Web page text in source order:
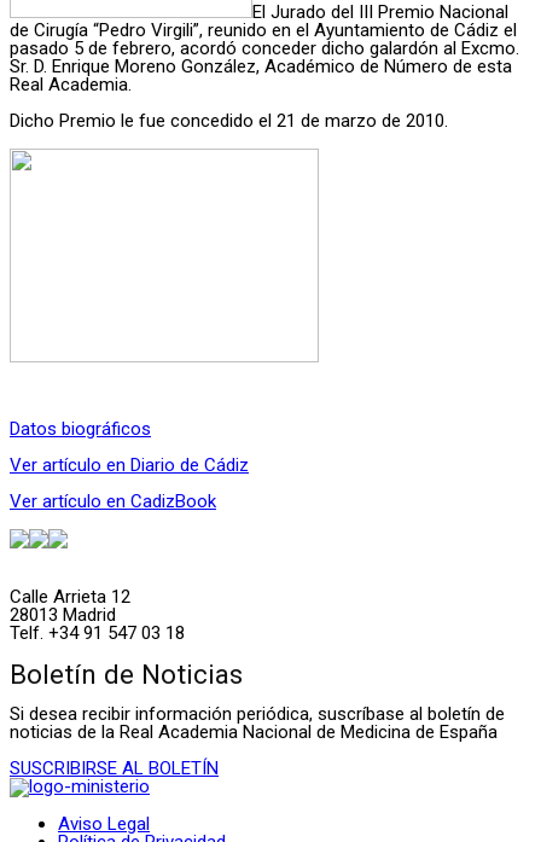
El Jurado del III Premio Nacional
de Cirugía “Pedro Virgili”, reunido en el Ayuntamiento de Cádiz el
pasado 5 de febrero, acordó conceder dicho galardón al Excmo.
Sr. D. Enrique Moreno González, Académico de Número de esta
Real Academia.
Dicho Premio le fue concedido el 21 de marzo de 2010.
Datos biográficos
Ver artículo en Diario de Cádiz
Ver artículo en CadizBook
Calle Arrieta 12
28013 Madrid
Telf. +34 91 547 03 18
Boletín de Noticias
Si desea recibir información periódica, suscríbase al boletín de
noticias de la Real Academia Nacional de Medicina de España
SUSCRIBIRSE AL BOLETÍN
Aviso Legal